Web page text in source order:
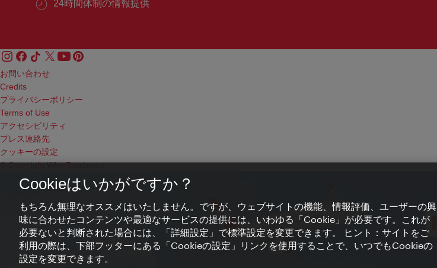
24時間体制の情報提供
お問い合わせ
Credits
プライバシーポリシー
Terms of Use
アクセシビリティ
プレス連絡先
クッキーの設定
© Copyright WienTourismus
Cookieはいかがですか？
もちろん無理なオススメはいたしません。ですが、ウェブサイトの機能、情報評価、ユーザーの興
味に合わせたコンテンツや最適なサービスの提供には、いわゆる「Cookie」が必要です。これが
必要ないと判断された場合には、「詳細設定」で標準設定を変更できます。 ヒント：サイトをご
利用の際は、下部フッターにある「Cookieの設定」リンクを使用することで、いつでもCookieの
設定を変更できます。